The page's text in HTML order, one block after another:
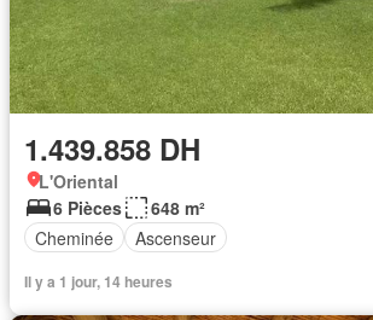
1.439.858 DH
L'Oriental
6 Pièces
648 m²
Cheminée
Ascenseur
Il y a 1 jour, 14 heures